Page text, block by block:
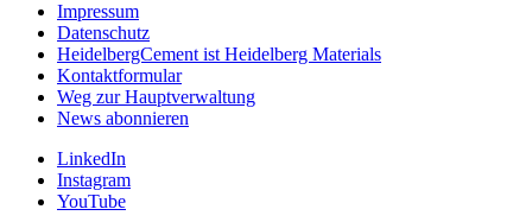
Impressum
Datenschutz
HeidelbergCement ist Heidelberg Materials
Kontaktformular
Weg zur Hauptverwaltung
News abonnieren
LinkedIn
Instagram
YouTube